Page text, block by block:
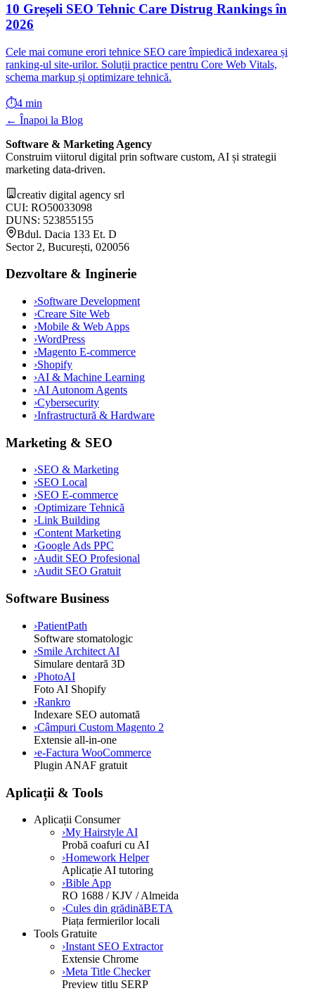
10 Greșeli SEO Tehnic Care Distrug Rankings în
2026
Cele mai comune erori tehnice SEO care împiedică indexarea și
ranking-ul site-urilor. Soluții practice pentru Core Web Vitals,
schema markup și optimizare tehnică.
⏱️4 min
← Înapoi la Blog
Software & Marketing Agency
Construim viitorul digital prin software custom, AI și strategii
marketing data-driven.
creativ digital agency srl
CUI: RO50033098
DUNS: 523855155
Bdul. Dacia 133 Et. D
Sector 2, București, 020056
Dezvoltare & Inginerie
›Software Development
›Creare Site Web
›Mobile & Web Apps
›WordPress
›Magento E-commerce
›Shopify
›AI & Machine Learning
›AI Autonom Agents
›Cybersecurity
›Infrastructură & Hardware
Marketing & SEO
›SEO & Marketing
›SEO Local
›SEO E-commerce
›Optimizare Tehnică
›Link Building
›Content Marketing
›Google Ads PPC
›Audit SEO Profesional
›Audit SEO Gratuit
Software Business
›PatientPath
Software stomatologic
›Smile Architect AI
Simulare dentară 3D
›PhotoAI
Foto AI Shopify
›Rankro
Indexare SEO automată
›Câmpuri Custom Magento 2
Extensie all-in-one
›e-Factura WooCommerce
Plugin ANAF gratuit
Aplicații & Tools
Aplicații Consumer
›My Hairstyle AI
Probă coafuri cu AI
›Homework Helper
Aplicație AI tutoring
›Bible App
RO 1688 / KJV / Almeida
›Cules din grădinăBETA
Piața fermierilor locali
Tools Gratuite
›Instant SEO Extractor
Extensie Chrome
›Meta Title Checker
Preview titlu SERP